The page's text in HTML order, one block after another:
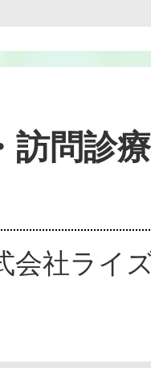
訪問診
会社ライ